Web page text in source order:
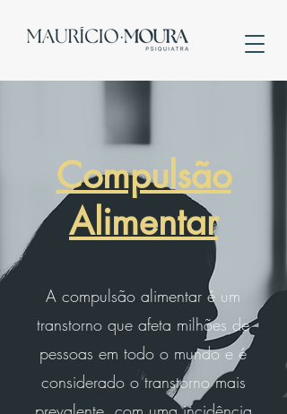
Compulsão
Alimentar
A compulsão alimentar é um
transtorno que afeta milhões de
pessoas em todo o mundo e é
considerado o transtorno mais